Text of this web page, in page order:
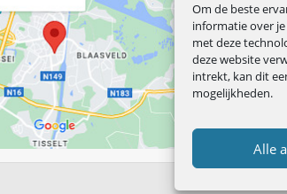
Om de beste
informatie over
met deze
deze website
intrekt, kan dit
mogelijkheden.
Alle